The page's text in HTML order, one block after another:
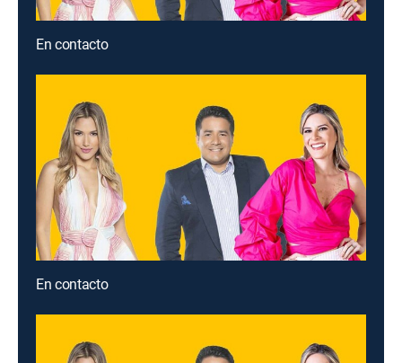
En contacto
En contacto